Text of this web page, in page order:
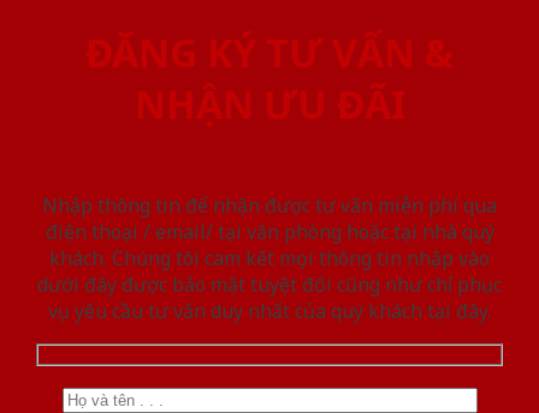
ĐĂNG KÝ TƯ VẤN &
NHẬN ƯU ĐÃI
Nhập thông tin để nhận được tư vấn miễn phí qua
điện thoại / email/ tại văn phòng hoặc tại nhà quý
khách. Chúng tôi cam kết mọi thông tin nhập vào
dưới đây được bảo mật tuyệt đối cũng như chỉ phục
vụ yêu cầu tư vấn duy nhất của quý khách tại đây.